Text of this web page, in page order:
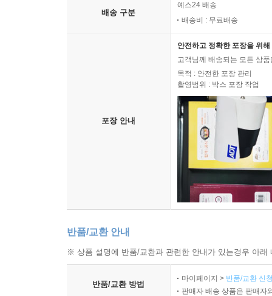
배송 구분
예스24 배송
배송비 : 무료배송
포장 안내
안전하고 정확한 포장을 위
고객님께 배송되는 모든 상
목적 : 안전한 포장 관리
촬영범위 : 박스 포장 작업
반품/교환 안내
※ 상품 설명에 반품/교환과 관련한 안내가 있는경우 아
반품/교환 방법
마이페이지 > 반품/교환 신
판매자 배송 상품은 판매자